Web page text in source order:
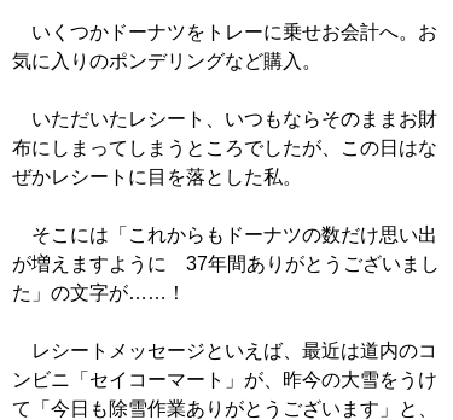
いくつかドーナツをトレーに乗せお会計へ。お
気に入りのポンデリングなど購入。
いただいたレシート、いつもならそのままお財
布にしまってしまうところでしたが、この日はな
ぜかレシートに目を落とした私。
そこには「これからもドーナツの数だけ思い出
が増えますように 37年間ありがとうございまし
た」の文字が……！
レシートメッセージといえば、最近は道内のコ
ンビニ「セイコーマート」が、昨今の大雪をうけ
て「今日も除雪作業ありがとうございます」と、